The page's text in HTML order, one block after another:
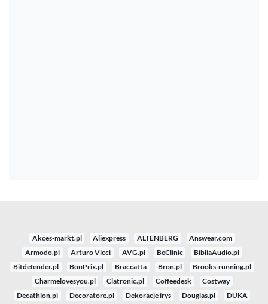
Akces-markt.pl Aliexpress ALTENBERG
Answear.com
Armodo.pl
Arturo Vicci AVG.pl BeClinic
BibliaAudio.pl
Bitdefender.pl
BonPrix.pl Braccatta Bron.pl
Brooks-running.pl
Charmelovesyou.pl
Clatronic.pl Coffeedesk
Costway
Decathlon.pl
Decoratore.pl Dekoracje irys Douglas.pl
DUKA